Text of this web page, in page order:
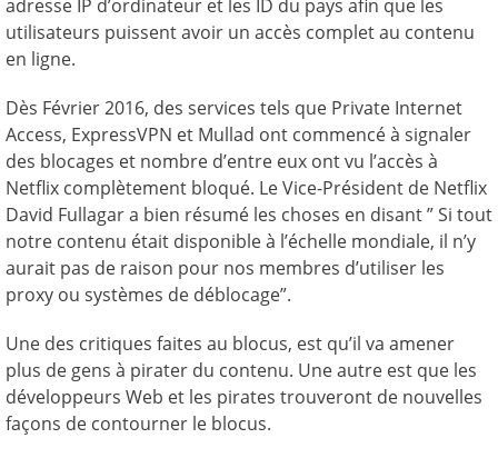
adresse IP d’ordinateur et les ID du pays afin que les
utilisateurs puissent avoir un accès complet au contenu
en ligne.
Dès Février 2016, des services tels que Private Internet
Access, ExpressVPN et Mullad ont commencé à signaler
des blocages et nombre d’entre eux ont vu l’accès à
Netflix complètement bloqué. Le Vice-Président de Netflix
David Fullagar a bien résumé les choses en disant ” Si tout
notre contenu était disponible à l’échelle mondiale, il n’y
aurait pas de raison pour nos membres d’utiliser les
proxy ou systèmes de déblocage”.
Une des critiques faites au blocus, est qu’il va amener
plus de gens à pirater du contenu. Une autre est que les
développeurs Web et les pirates trouveront de nouvelles
façons de contourner le blocus.